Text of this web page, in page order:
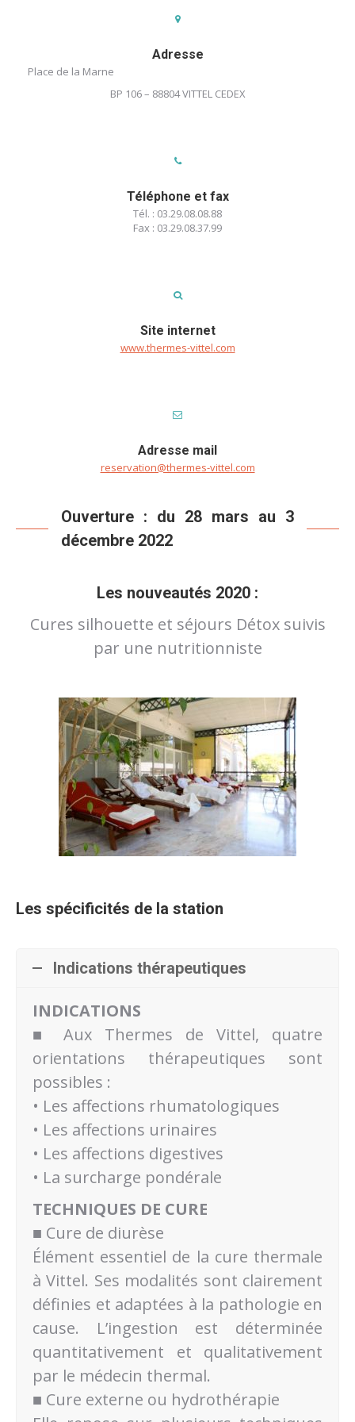
Adresse
Place de la Marne
BP 106 – 88804 VITTEL CEDEX
Téléphone et fax
Tél. : 03.29.08.08.88
Fax : 03.29.08.37.99
Site internet
www.thermes-vittel.com
Adresse mail
reservation@thermes-vittel.com
Ouverture : du 28 mars au 3
décembre 2022
Les nouveautés 2020 :
Cures silhouette et séjours Détox suivis
par une nutritionniste
Les spécificités de la station
Indications thérapeutiques
INDICATIONS
■ Aux Thermes de Vittel, quatre
orientations thérapeutiques sont
possibles :
• Les affections rhumatologiques
• Les affections urinaires
• Les affections digestives
• La surcharge pondérale
TECHNIQUES DE CURE
■ Cure de diurèse
Élément essentiel de la cure thermale
à Vittel. Ses modalités sont clairement
définies et adaptées à la pathologie en
cause. L’ingestion est déterminée
quantitativement et qualitativement
par le médecin thermal.
■ Cure externe ou hydrothérapie